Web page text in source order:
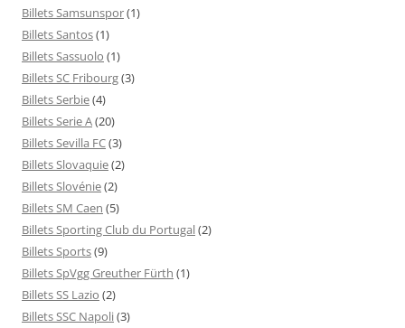
Billets Samsunspor(1)
Billets Santos(1)
Billets Sassuolo (1)
Billets SC Fribourg(3)
Billets Serbie(4)
Billets Serie A(20)
Billets Sevilla FC(3)
Billets Slovaquie(2)
Billets Slovénie(2)
Billets SM Caen (5)
Billets Sporting Club du Portugal(2)
Billets Sports(9)
Billets SpVgg Greuther Fürth (1)
Billets SS Lazio (2)
Billets SSC Napoli(3)